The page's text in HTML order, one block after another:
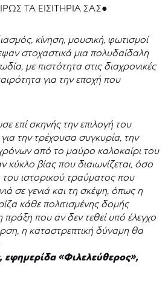
ΤΑ ΕΙΣΙΤΗΡΙΑ ΣΑΣ●
κίνηση, μουσική, φωτισμοί
στοχαστικά μια πολυδαίδαλη
με πιστότητα στις διαχρονικές
για την εποχή που
επί σκηνής την επιλογή του
την τρέχουσα συγκυρία, την
από το μαύρο καλοκαίρι του
κύκλο βίας που διαιωνίζεται, όσο
του ιστορικού τραύματος που
σε γενιά και τη σκέψη, όπως η
κάθε πολιτισμένης δομής
πράξη που αν δεν τεθεί υπό έλεγχο
η καταστρεπτική δύναμη θα
εφημερίδα «Φιλελεύθερος»,